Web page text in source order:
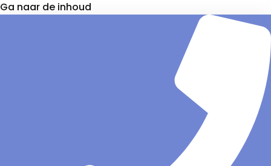
Ga naar de inhoud